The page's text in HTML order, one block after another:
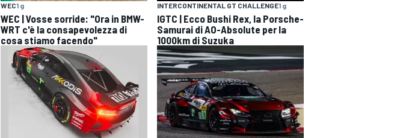
WEC1 g
WEC | Vosse sorride: "Ora in BMW-
WRT c'è la consapevolezza di
cosa stiamo facendo"
INTERCONTINENTAL GT CHALLENGE1 g
IGTC | Ecco Bushi Rex, la Porsche-
Samurai di AO-Absolute per la
1000km di Suzuka